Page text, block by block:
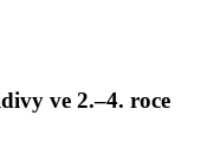
ve 2.–4. roce